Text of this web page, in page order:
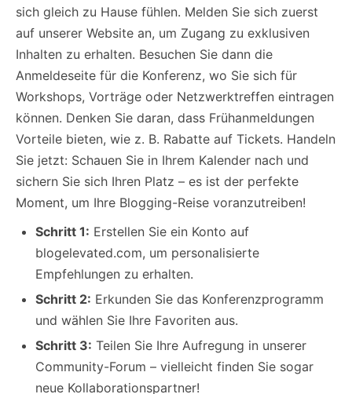
sich gleich zu Hause fühlen. Melden Sie sich zuerst
auf unserer Website an, um Zugang zu exklusiven
Inhalten zu erhalten. Besuchen Sie dann die
Anmeldeseite für die Konferenz, wo Sie sich für
Workshops, Vorträge oder Netzwerktreffen eintragen
können. Denken Sie daran, dass Frühanmeldungen
Vorteile bieten, wie z. B. Rabatte auf Tickets. Handeln
Sie jetzt: Schauen Sie in Ihrem Kalender nach und
sichern Sie sich Ihren Platz – es ist der perfekte
Moment, um Ihre Blogging-Reise voranzutreiben!
Schritt 1: Erstellen Sie ein Konto auf
blogelevated.com, um personalisierte
Empfehlungen zu erhalten.
Schritt 2: Erkunden Sie das Konferenzprogramm
und wählen Sie Ihre Favoriten aus.
Schritt 3: Teilen Sie Ihre Aufregung in unserer
Community-Forum – vielleicht finden Sie sogar
neue Kollaborationspartner!